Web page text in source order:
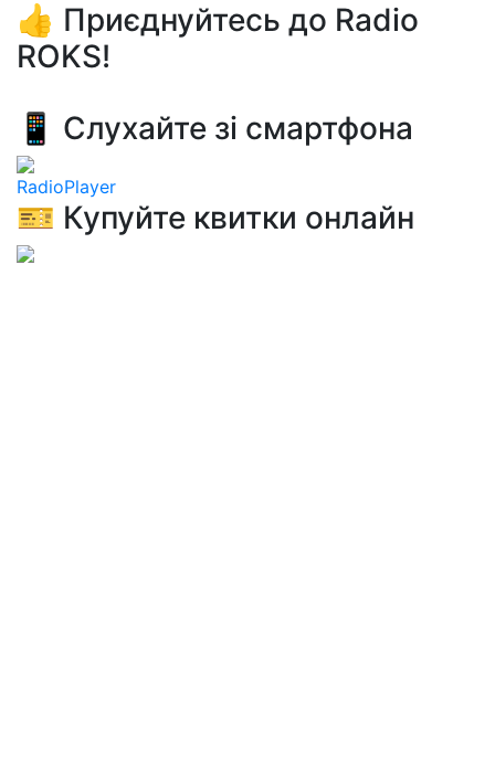
👍 Приєднуйтесь до Radio
ROKS!
📱 Слухайте зі смартфона
RadioPlayer
🎫 Купуйте квитки онлайн